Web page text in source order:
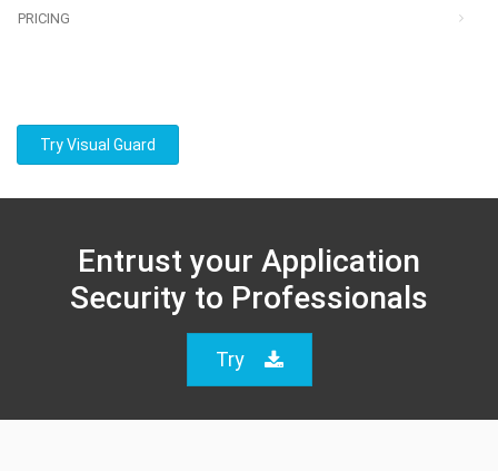
PRICING
Try Visual Guard
Entrust your Application
Security to Professionals
Try